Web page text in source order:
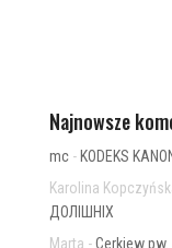
Najnowsze
mc- KODEKS
Karolina
ДОЛІШНІХ
Marta -Cerkiew